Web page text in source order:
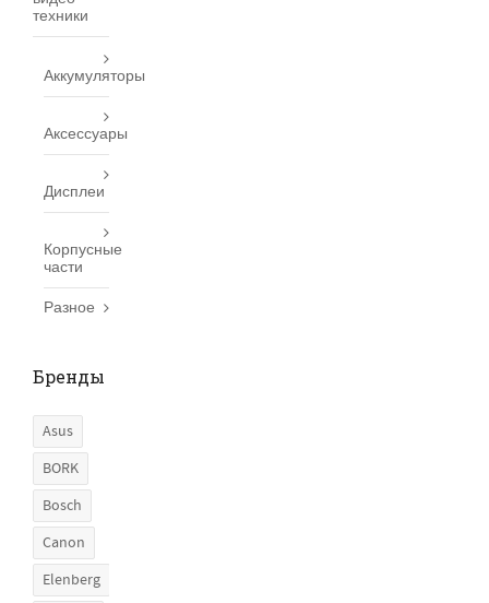
техники
Аккумуляторы
Аксессуары
Дисплеи
Корпусные
части
Разное
Бренды
Asus
BORK
Bosch
Canon
Elenberg